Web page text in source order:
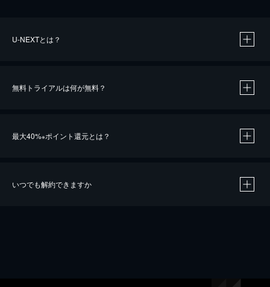
U-NEXTとは？
無料トライアルは何が無料？
最大40%※ポイント還元とは？
いつでも解約できますか